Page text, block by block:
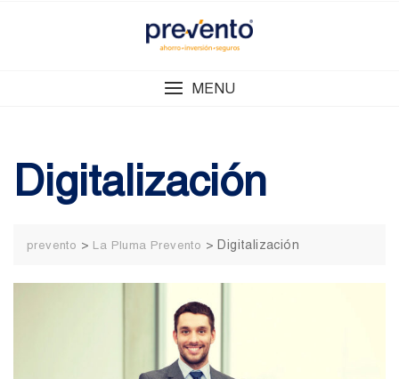
MENU
Digitalización
prevento > La Pluma Prevento > Digitalización